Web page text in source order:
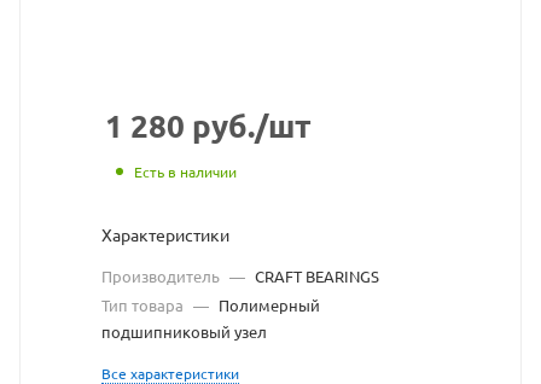
https://
по
ссылке
разрешения
владельца
сайта
1 280 руб./шт
Есть в наличии
Характеристики
Производитель — CRAFT BEARINGS
Тип товара — Полимерный
подшипниковый узел
Все характеристики